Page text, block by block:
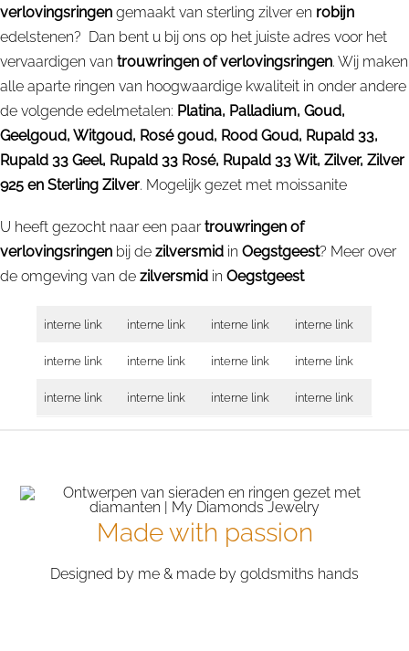
verlovingsringen gemaakt van sterling zilver en robijn
edelstenen? Dan bent u bij ons op het juiste adres voor het
vervaardigen van trouwringen of verlovingsringen. Wij maken
alle aparte ringen van hoogwaardige kwaliteit in onder andere
de volgende edelmetalen: Platina, Palladium, Goud,
Geelgoud, Witgoud, Rosé goud, Rood Goud, Rupald 33,
Rupald 33 Geel, Rupald 33 Rosé, Rupald 33 Wit, Zilver, Zilver
925 en Sterling Zilver. Mogelijk gezet met moissanite
U heeft gezocht naar een paartrouwringen of
verlovingsringen bij de zilversmid in Oegstgeest? Meer over
de omgeving van de zilversmid in Oegstgeest
interne link interne link interne link interne link
interne link interne link interne link interne link
interne link interne link interne link interne link
Made with passion
Designed by me & made by goldsmiths hands